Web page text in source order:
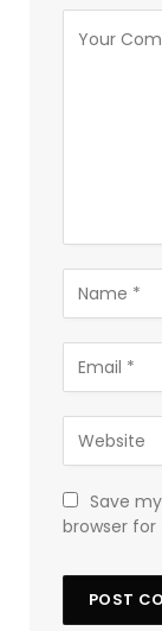
Save
browser